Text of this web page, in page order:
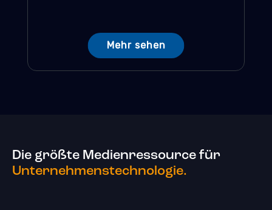
Mehr sehen
Die größte Medienressource für
Unternehmenstechnologie.